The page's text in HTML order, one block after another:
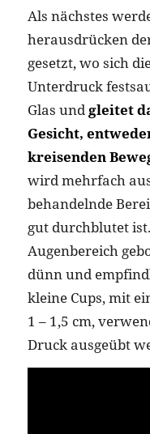
Als nächstes
herausdrücken
gesetzt, wo sich
Unterdruck
Glas und gleitet
Gesicht,
kreisenden
wird mehrfach
behandelnde
gut durchblutet
Augenbereich
dünn und
kleine Cups, mit
1 – 1,5 cm,
Druck ausgeübt